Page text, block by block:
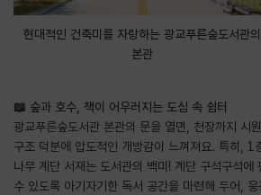
현대적인 건축미를 자랑하는 광교푸른숲도서관의
본관
📖 숲과 호수, 책이 어우러지는 도심 속 쉼터
광교푸른숲도서관 본관의 문을 열면, 천장까지 시
구조 덕분에 압도적인 개방감이 느껴져요. 특히, 1
나무 계단 서재는 도서관의 백미! 계단 구석구석에
수 있도록 아기자기한 독서 공간을 마련해 두어, 웅